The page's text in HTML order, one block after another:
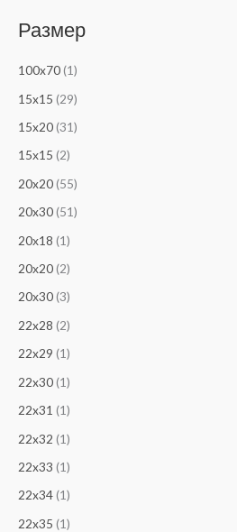
Размер
100x70(1)
15x15 (29)
15x20(31)
15х15 (2)
20x20(55)
20x30(51)
20х18 (1)
20х20(2)
20х30(3)
22x28 (2)
22x29 (1)
22x30(1)
22x31 (1)
22x32 (1)
22x33 (1)
22x34(1)
22x35 (1)